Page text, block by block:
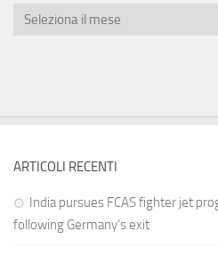
ARTICOLI RECENTI
India pursues FCAS fighter jet
following Germany’s exit